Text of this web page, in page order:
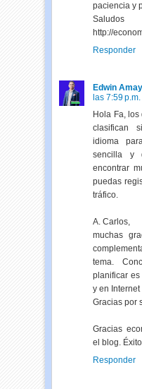
paciencia y
Saludos
http://
Responder
Edwin
las 7:59 p.m.
Hola Fa,
clasifican
idioma
sencilla y
encontrar
puedas
tráfico.
A. Carlos,
muchas
tema.
planificar
y en
Gracias por
Gracias
el blog.
Responder